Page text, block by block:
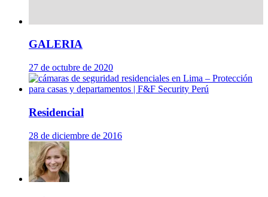
GALERIA
27 de octubre de 2020
Residencial
28 de diciembre de 2016